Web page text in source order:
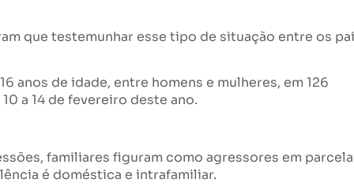
que testemunhar esse tipo de situação entre os
anos de idade, entre homens e mulheres, em 126
a 14 de fevereiro deste ano.
familiares figuram como agressores em parcela
é doméstica e intrafamiliar.